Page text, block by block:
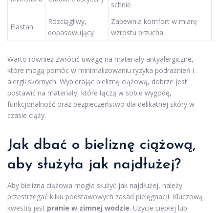
schnie
Elastan
Rozciągliwy,
dopasowujący
Zapewnia komfort w miarę
wzrostu brzucha
Warto również zwrócić uwagę na materiały antyalergiczne,
które mogą pomóc w minimalizowaniu ryzyka podrażnień i
alergii skórnych. Wybierając bieliznę ciążową, dobrze jest
postawić na materiały, które łączą w sobie wygodę,
funkcjonalność oraz bezpieczeństwo dla delikatnej skóry w
czasie ciąży.
Jak dbać o bieliznę ciążową,
aby służyła jak najdłużej?
Aby bielizna ciążowa mogła służyć jak najdłużej, należy
przestrzegać kilku podstawowych zasad pielęgnacji. Kluczową
kwestią jest pranie w zimnej wodzie. Użycie ciepłej lub